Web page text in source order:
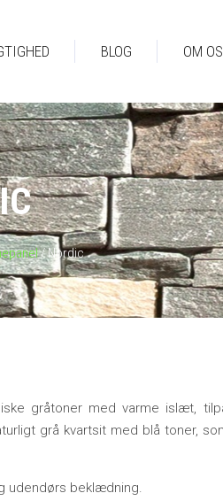
BLOG OM OS
/ Nordic
gråtoner med varme islæt,
grå kvartsit med blå toner,
udendørs beklædning.